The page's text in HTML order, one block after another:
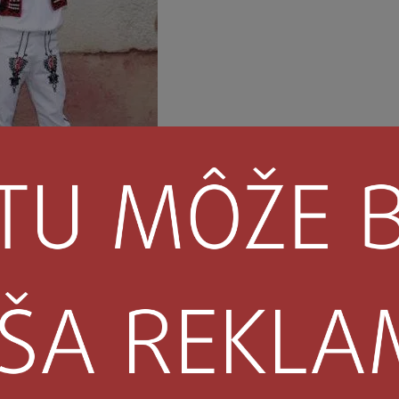
zdroj google
Zloženie stravy určovali sezónne poľnohospodárske
Celé týždne boli bez obeda z mäsa. Najčastejšie varili